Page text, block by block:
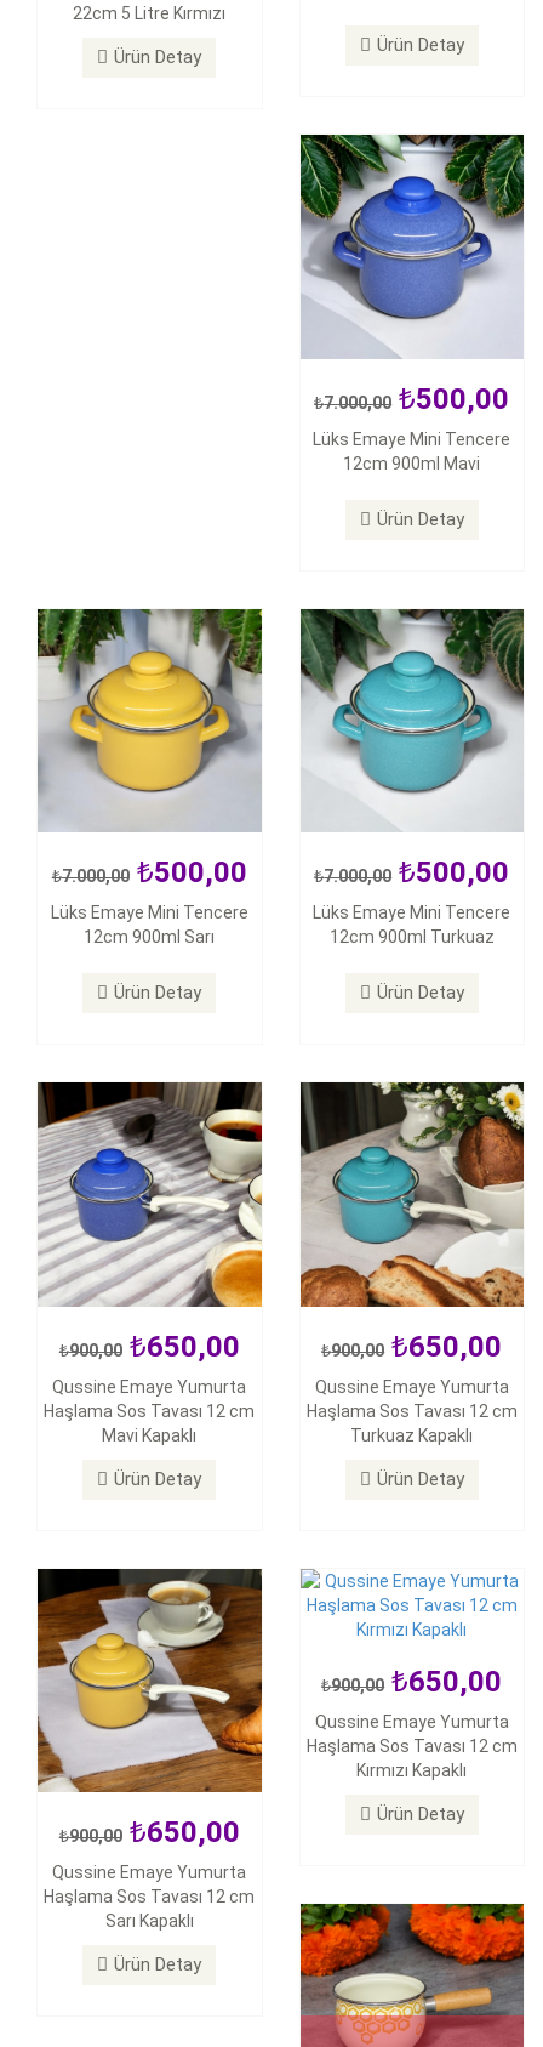
22cm 5 Litre Kırmızı
Ürün Detay
Ürün Detay
7.000,00 500,00
Lüks Emaye Mini Tencere
12cm 900ml Mavi
Ürün Detay
7.000,00 500,00
Lüks Emaye Mini Tencere
12cm 900ml Sarı
Ürün Detay
7.000,00 500,00
Lüks Emaye Mini Tencere
12cm 900ml Turkuaz
Ürün Detay
7.000,00 500,00
900,00 650,00
Qussine Emaye Yumurta
Haşlama Sos Tavası 12 cm
Mavi Kapaklı
Ürün Detay
900,00 650,00
Qussine Emaye Yumurta
Mavi Kapaklı
900,00 650,00
Qussine Emaye Yumurta
Haşlama Sos Tavası 12 cm
Turkuaz Kapaklı
Ürün Detay
900,00 650,00
Qussine Emaye Yumurta
Turkuaz Kapaklı
900,00 650,00
Qussine Emaye Yumurta
Haşlama Sos Tavası 12 cm
Sarı Kapaklı
Ürün Detay
900,00 650,00
Qussine Emaye Yumurta
Haşlama Sos Tavası 12 cm
Sarı Kapaklı
900,00 650,00
Qussine Emaye Yumurta
Haşlama Sos Tavası 12 cm
Kırmızı Kapaklı
Ürün Detay
900,00 650,00
Qussine Emaye Yumurta
Haşlama Sos Tavası 12 cm
Kırmızı Kapaklı
799,00 550,00
Emaye Bal Dekorlu Sos
Tavası Yumurta Haşlama
Tavası